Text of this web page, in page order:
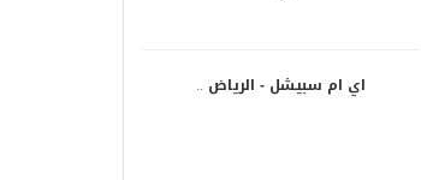
اي ام سبيشل - الرياض ..